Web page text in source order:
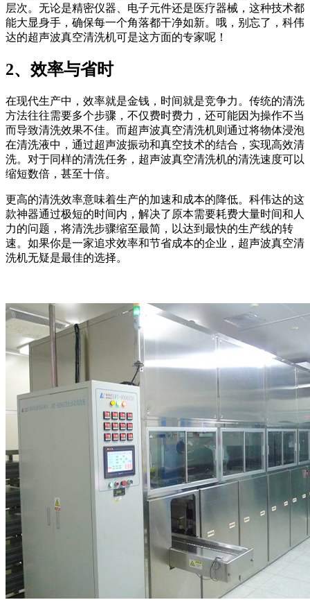
层次。无论是精密仪器、电子元件还是医疗器械，这种技术都
能大显身手，确保每一个角落都干净如新。哦，别忘了，科伟
达的超声波真空清洗机可是这方面的专家呢！
2、效率与省时
在现代生产中，效率就是金钱，时间就是竞争力。传统的清洗
方法往往需要多个步骤，不仅费时费力，还可能因为操作不当
而导致清洗效果不佳。而超声波真空清洗机则通过将物体浸泡
在清洗液中，通过超声波振动和真空技术的结合，实现高效清
洗。对于同样的清洗任务，超声波真空清洗机的清洗速度可以
缩短数倍，甚至十倍。
更高的清洗效率意味着生产的加速和成本的降低。科伟达的这
款神器通过极短的时间内，解决了原本需要耗费大量时间和人
力的问题，将清洗步骤缩至最简，以达到最快的生产线的转
速。如果你是一家追求效率和节省成本的企业，超声波真空清
洗机无疑是最佳的选择。